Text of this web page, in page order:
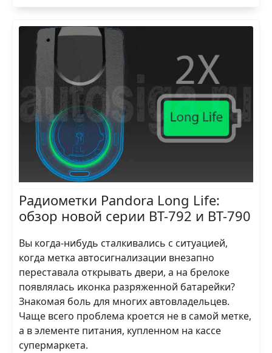
Радиометки Pandora Long Life:
обзор новой серии BT-792 и BT-790
Вы когда-нибудь сталкивались с ситуацией,
когда метка автосигнализации внезапно
переставала открывать двери, а на брелоке
появлялась иконка разряженной батарейки?
Знакомая боль для многих автовладельцев.
Чаще всего проблема кроется не в самой метке,
а в элементе питания, купленном на кассе
супермаркета.